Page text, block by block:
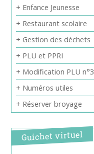
+ Enfance Jeunesse
+ Restaurant scolaire
+ Gestion des déchets
+ PLU et PPRI
+ Modification PLU n°3
+ Numéros utiles
+ Réserver broyage
Guichet virtuel